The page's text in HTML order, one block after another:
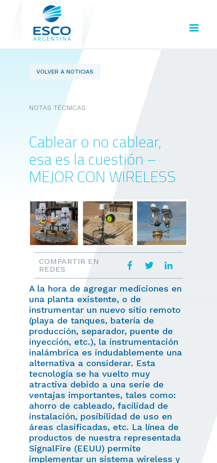
VOLVER A NOTICIAS
NOTAS TÉCNICAS
Cablear o no cablear,
esa es la cuestión –
MEJOR CON WIRELESS
COMPARTIR EN
REDES
A la hora de agregar mediciones en
una planta existente, o de
instrumentar un nuevo sitio remoto
(playa de tanques, batería de
producción, separador, puente de
inyección, etc.), la instrumentación
inalámbrica es indudablemente una
alternativa a considerar. Esta
tecnología se ha vuelto muy
atractiva debido a una serie de
ventajas importantes, tales como:
ahorro de cableado, facilidad de
instalación, posibilidad de uso en
áreas clasificadas, etc. La línea de
productos de nuestra representada
SignalFire (EEUU) permite
implementar un sistema wireless y